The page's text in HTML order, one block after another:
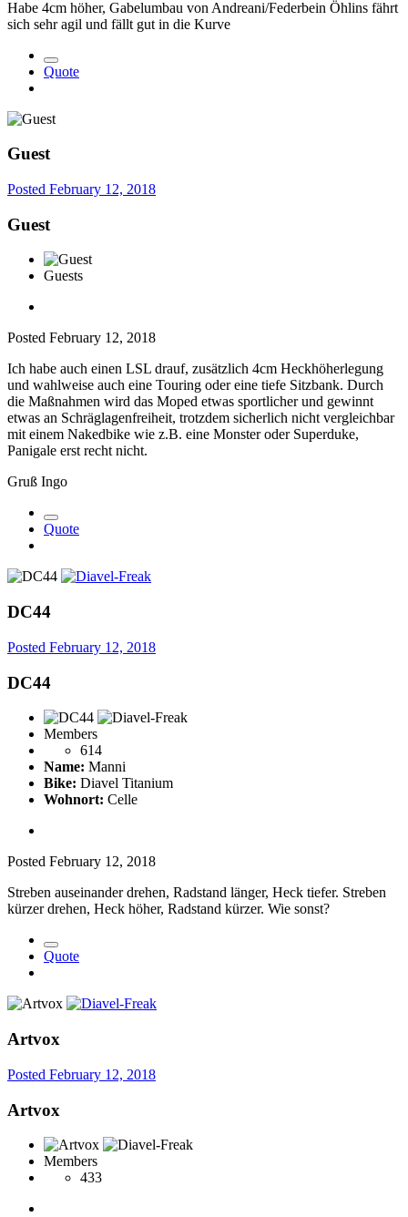
Habe 4cm höher, Gabelumbau von Andreani/Federbein Öhlins fährt
sich sehr agil und fällt gut in die Kurve
Quote
Guest
Posted February 12, 2018
Guest
Guests
Posted February 12, 2018
Ich habe auch einen LSL drauf, zusätzlich 4cm Heckhöherlegung
und wahlweise auch eine Touring oder eine tiefe Sitzbank. Durch
die Maßnahmen wird das Moped etwas sportlicher und gewinnt
etwas an Schräglagenfreiheit, trotzdem sicherlich nicht vergleichbar
mit einem Nakedbike wie z.B. eine Monster oder Superduke,
Panigale erst recht nicht.
Gruß Ingo
Quote
DC44
Posted February 12, 2018
DC44
Members
614
Name: Manni
Bike: Diavel Titanium
Wohnort: Celle
Posted February 12, 2018
Streben auseinander drehen, Radstand länger, Heck tiefer. Streben
kürzer drehen, Heck höher, Radstand kürzer. Wie sonst?
Quote
Artvox
Posted February 12, 2018
Artvox
Members
433